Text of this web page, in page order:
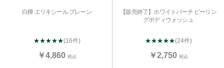
白樺 エリキシール プレーン
★★★★★(16件)
￥4,860 税込
【販売終了】ホワイトバーチ ピーリン
グボディウォッシュ
★★★★★(24件)
￥2,750 税込